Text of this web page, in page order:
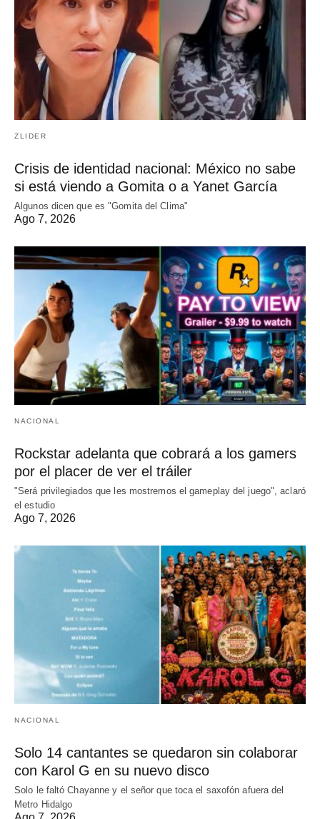
ZLIDER
Crisis de identidad nacional: México no sabe
si está viendo a Gomita o a Yanet García
Algunos dicen que es "Gomita del Clima"
Ago 7, 2026
NACIONAL
Rockstar adelanta que cobrará a los gamers
por el placer de ver el tráiler
"Será privilegiados que les mostremos el gameplay del juego", aclaró
el estudio
Ago 7, 2026
NACIONAL
Solo 14 cantantes se quedaron sin colaborar
con Karol G en su nuevo disco
Solo le faltó Chayanne y el señor que toca el saxofón afuera del
Metro Hidalgo